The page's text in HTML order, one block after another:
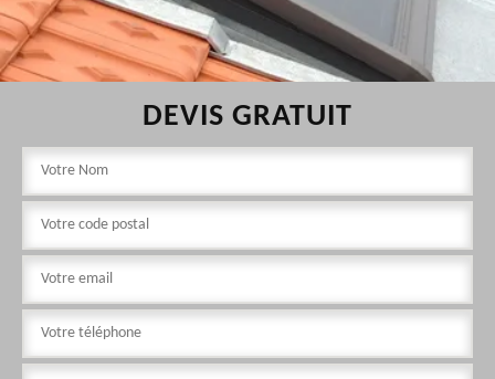
DEVIS GRATUIT